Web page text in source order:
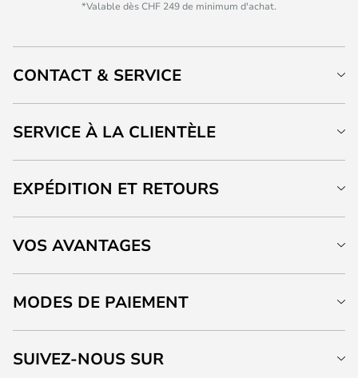
*Valable dès CHF 249 de minimum d'achat.
CONTACT & SERVICE
SERVICE À LA CLIENTÈLE
EXPÉDITION ET RETOURS
VOS AVANTAGES
MODES DE PAIEMENT
SUIVEZ-NOUS SUR